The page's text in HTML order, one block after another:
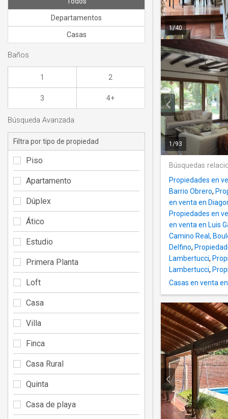
1/40
1 /93
Búsquedas
Propiedades en
Barrio Obrero,
en venta en
Propiedades en
en venta en Luis
Camino Real,
Delfino,
Lambertucci,
Lambertucci,
Casas en venta
Departamentos
Casas
Baños
1 2
3 4+
Búsqueda Avanzada
Filtra por tipo de propiedad
Piso
Apartamento
Dúplex
Ático
Estudio
Primera Planta
Loft
Casa
Villa
Finca
Casa Rural
Quinta
Casa de playa